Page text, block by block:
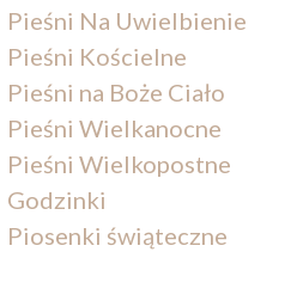
Pieśni Na Uwielbienie
Pieśni Kościelne
Pieśni na Boże Ciało
Pieśni Wielkanocne
Pieśni Wielkopostne
Godzinki
Piosenki świąteczne